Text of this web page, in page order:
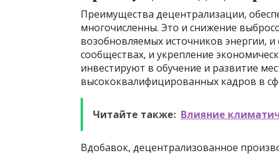
Преимущества децентрализации,
многочисленны. Это и снижение
возобновляемых источников энергии,
сообществах, и укрепление
инвестируют в обучение и развитие
высококвалифицированных кадров в
Читайте также: Влияние
Вдобавок, децентрализованное